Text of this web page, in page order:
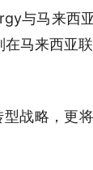
与马来西
马来西亚
战略，更